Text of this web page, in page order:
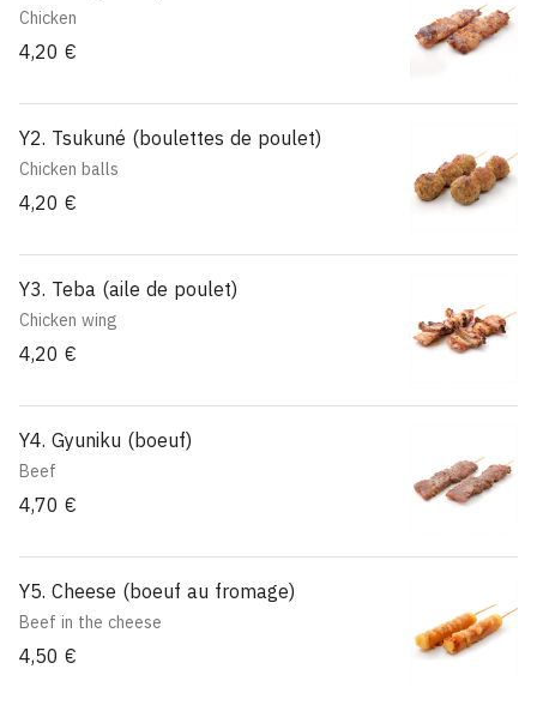
Chicken
4,20 €
Y2. Tsukuné (boulettes de poulet)
Chicken balls
4,20 €
Y3. Teba (aile de poulet)
Chicken wing
4,20 €
Y4. Gyuniku (boeuf)
Beef
4,70 €
Y5. Cheese (boeuf au fromage)
Beef in the cheese
4,50 €